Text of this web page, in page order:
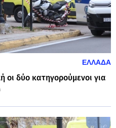
ΕΛΛΑΔΑ
δύο κατηγορούμενοι για